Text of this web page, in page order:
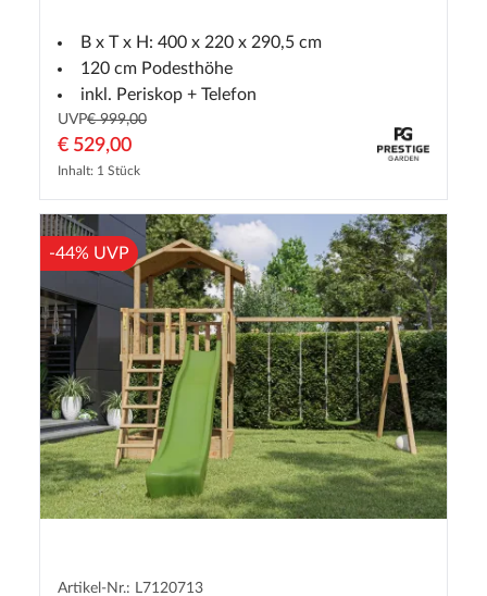
B x T x H: 400 x 220 x 290,5 cm
120 cm Podesthöhe
inkl. Periskop + Telefon
UVP€ 999,00
€ 529,00
Inhalt: 1 Stück
-44% UVP
Artikel-Nr.: L7120713